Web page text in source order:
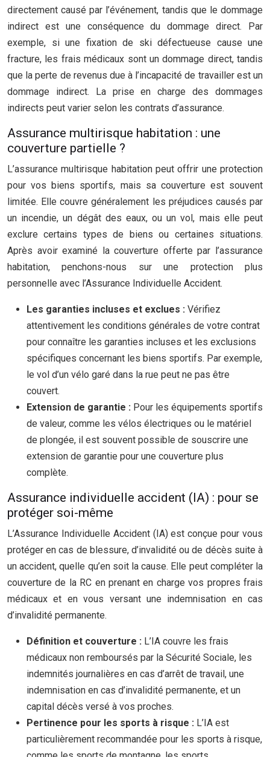
directement causé par l’événement, tandis que le dommage
indirect est une conséquence du dommage direct. Par
exemple, si une fixation de ski défectueuse cause une
fracture, les frais médicaux sont un dommage direct, tandis
que la perte de revenus due à l’incapacité de travailler est un
dommage indirect. La prise en charge des dommages
indirects peut varier selon les contrats d’assurance.
Assurance multirisque habitation : une
couverture partielle ?
L’assurance multirisque habitation peut offrir une protection
pour vos biens sportifs, mais sa couverture est souvent
limitée. Elle couvre généralement les préjudices causés par
un incendie, un dégât des eaux, ou un vol, mais elle peut
exclure certains types de biens ou certaines situations.
Après avoir examiné la couverture offerte par l’assurance
habitation, penchons-nous sur une protection plus
personnelle avec l’Assurance Individuelle Accident.
Les garanties incluses et exclues : Vérifiez
attentivement les conditions générales de votre contrat
pour connaître les garanties incluses et les exclusions
spécifiques concernant les biens sportifs. Par exemple,
le vol d’un vélo garé dans la rue peut ne pas être
couvert.
Extension de garantie : Pour les équipements sportifs
de valeur, comme les vélos électriques ou le matériel
de plongée, il est souvent possible de souscrire une
extension de garantie pour une couverture plus
complète.
Assurance individuelle accident (IA) : pour se
protéger soi-même
L’Assurance Individuelle Accident (IA) est conçue pour vous
protéger en cas de blessure, d’invalidité ou de décès suite à
un accident, quelle qu’en soit la cause. Elle peut compléter la
couverture de la RC en prenant en charge vos propres frais
médicaux et en vous versant une indemnisation en cas
d’invalidité permanente.
Définition et couverture : L’IA couvre les frais
médicaux non remboursés par la Sécurité Sociale, les
indemnités journalières en cas d’arrêt de travail, une
indemnisation en cas d’invalidité permanente, et un
capital décès versé à vos proches.
Pertinence pour les sports à risque : L’IA est
particulièrement recommandée pour les sports à risque,